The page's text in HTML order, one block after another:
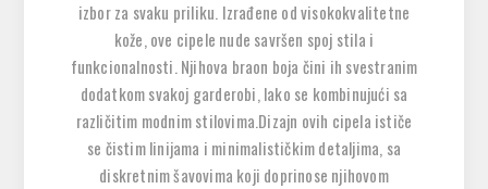
izbor za svaku priliku. Izrađene od visokokvalitetne
kože, ove cipele nude savršen spoj stila i
funkcionalnosti. Njihova braon boja čini ih svestranim
dodatkom svakoj garderobi, lako se kombinujući sa
različitim modnim stilovima.Dizajn ovih cipela ističe
se čistim linijama i minimalističkim detaljima, sa
diskretnim šavovima koji doprinose njihovom